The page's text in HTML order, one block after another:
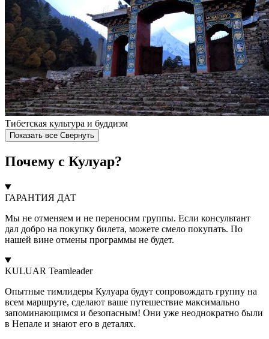
Тибетская культура и буддизм
Показать все Свернуть
Почему с Кулуар?
ГАРАНТИЯ ДАТ
Мы не отменяем и не переносим группы. Если консультант
дал добро на покупку билета, можете смело покупать. По
нашей вине отмены программы не будет.
KULUAR Teamleader
Опытные тимлидеры Кулуара будут сопровождать группу на
всем маршруте, сделают ваше путешествие максимально
запоминающимся и безопасным! Они уже неоднократно были
в Непале и знают его в деталях.